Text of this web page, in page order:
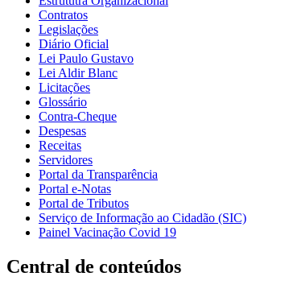
Contratos
Legislações
Diário Oficial
Lei Paulo Gustavo
Lei Aldir Blanc
Licitações
Glossário
Contra-Cheque
Despesas
Receitas
Servidores
Portal da Transparência
Portal e-Notas
Portal de Tributos
Serviço de Informação ao Cidadão (SIC)
Painel Vacinação Covid 19
Central de conteúdos